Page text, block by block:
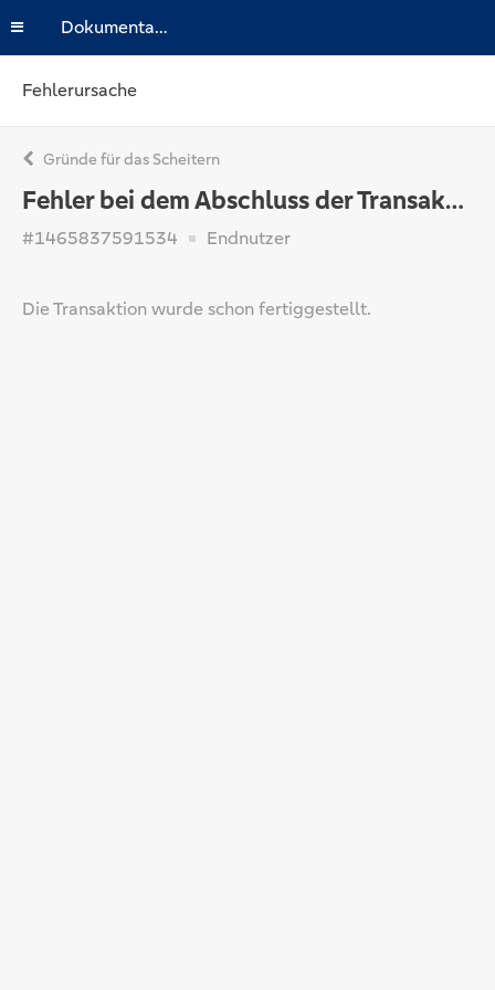
Dokumentation
Fehlerursache
Gründe für das Scheitern
Fehler bei dem Abschluss der Transaktion
#1465837591534 Endnutzer
Die Transaktion wurde schon fertiggestellt.